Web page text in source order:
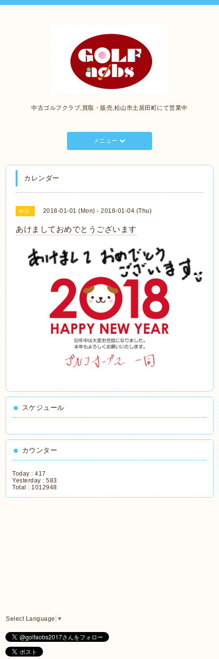
中古ゴルフクラブ,買取・販売,松山市土居田町にて営業中
メニュー
カレンダー
休日 2018-01-01 (Mon) - 2018-01-04 (Thu)
あけましておめでとうございます
スケジュール
カウンター
Today :417
Yesterday :583
Total : 1012948
Select Language ▼